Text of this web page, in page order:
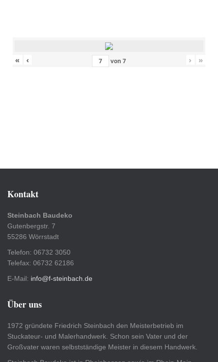
« ‹ von 7 › »
Kontakt
Steinbach Baudeko
Gutenbergstr. 7
55286 Wörrstadt
Telefon: 06732 3050
Telefax: 06732 62186
E-Mail: info@f-steinbach.de
Über uns
1972 gründete Friedrich Steinbach den Meisterbetrieb im
Stuckateur- und Malerhandwerk. Schon sein Vater und der
Großvater waren selbstständige Meister in diesem Handwerk.